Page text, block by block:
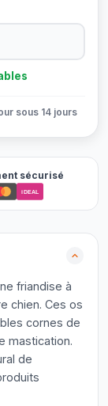
sous 14 jours
sécurisé
iDEAL
friandise à
chien. Ces os
cornes de
mastication.
de